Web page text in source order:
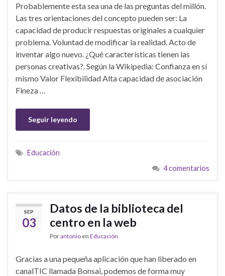
Probablemente esta sea una de las preguntas del millón.
Las tres orientaciones del concepto pueden ser: La
capacidad de producir respuestas originales a cualquier
problema. Voluntad de modificar la realidad. Acto de
inventar algo nuevo. ¿Qué características tienen las
personas creativas?. Según la Wikipedia: Confianza en sí
mismo Valor Flexibilidad Alta capacidad de asociación
Fineza …
Seguir leyendo
Educación
4 comentarios
SEP
03
Datos de la biblioteca del
centro en la web
Porantonio en Educación
Gracias a una pequeña aplicación que han liberado en
canalTIC llamada Bonsai, podemos de forma muy